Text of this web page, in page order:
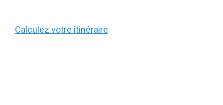
Calculez votre itinéraire